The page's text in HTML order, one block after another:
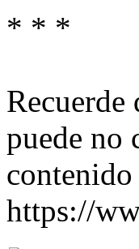
* * *
Recuerde
puede no
https://